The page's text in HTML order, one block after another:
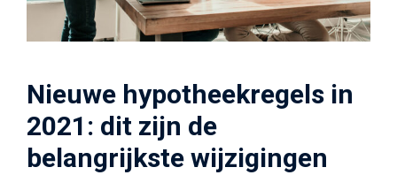
Nieuwe hypotheekregels in
2021: dit zijn de
belangrijkste wijzigingen